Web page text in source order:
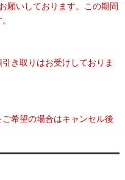
願いしております。この期間
き取りはお受けしておりま
希望の場合はキャンセル後